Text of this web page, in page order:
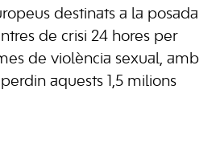
destinats a la posada
de crisi 24 hores per
de violència sexual, amb
aquests 1,5 milions